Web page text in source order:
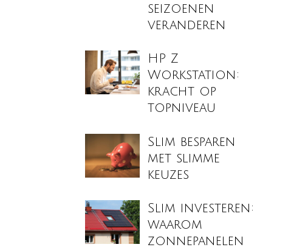
seizoenen
veranderen
HP Z
Workstation:
kracht op
topniveau
Slim besparen
met slimme
keuzes
Slim investeren:
waarom
zonnepanelen